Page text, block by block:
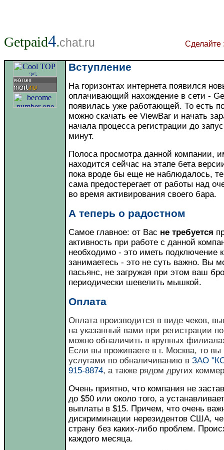
Getpaid4.chat.ru Сделайте
Вступление
На горизонтах интернета появился
оплачивающий нахождение в сети -
появилась уже работающей. То есть
можно скачать ее ViewBar и начать
начала процесса регистрации до
минут.
Полоса просмотра данной компании,
находится сейчас на этапе бета
пока вроде бы еще не наблюдалось,
сама предостерегает от работы над
во время активирования своего бара.
А теперь о радостном
Самое главное: от Вас не требуется
активность при работе с данной
необходимо - это иметь подключение
занимаетесь - это не суть важно. Вы
пасьянс, не загружая при этом ваш
периодически шевелить мышкой.
Оплата
Оплата производится в виде чеков,
на указанный вами при регистрации
можно обналичить в крупных
Если вы проживаете в г. Москва, то вы
услугами по обналичиванию в ЗАО
915-8874, а также рядом других
Очень приятно, что компания не
до $50 или около того, а
выплаты в $15. Причем, что очень
дискриминации нерезидентов США,
страну без каких-либо проблем.
каждого месяца.